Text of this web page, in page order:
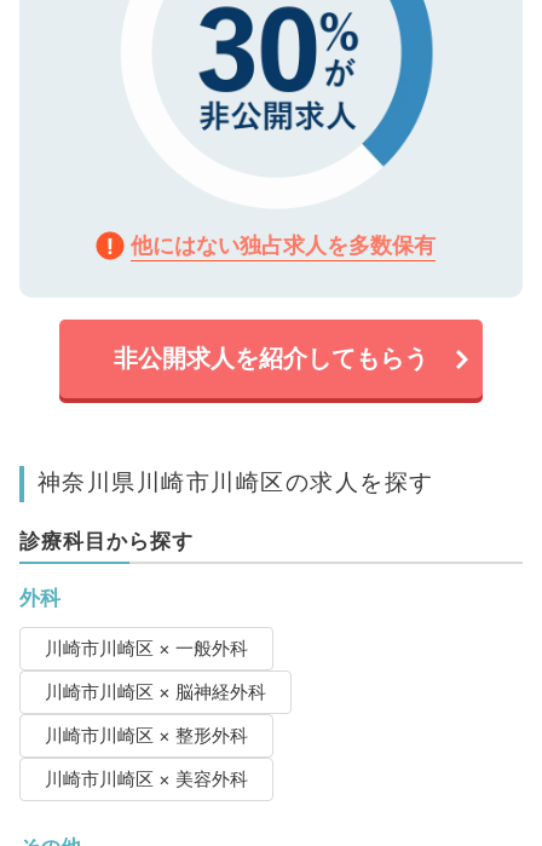
他にはない独占求人を多数保有
非公開求人を紹介してもらう
神奈川県川崎市川崎区の求人を探す
診療科目から探す
外科
川崎市川崎区 × 一般外科
川崎市川崎区 × 脳神経外科
川崎市川崎区 × 整形外科
川崎市川崎区 × 美容外科